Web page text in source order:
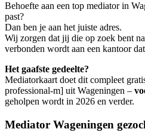
Behoefte aan een top mediator in
past?
Dan ben je aan het juiste adres.
Wij zorgen dat jij die op zoek bent
verbonden wordt aan een kantoor
Het gaafste gedeelte?
Mediatorkaart doet dit compleet
professional-m] uit Wageningen –
geholpen wordt in 2026 en verder.
Mediator Wageningen